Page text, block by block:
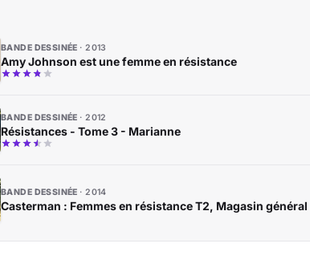
BANDE DESSINÉE 2013
Amy Johnson est une femme en résistance
BANDE DESSINÉE 2012
Résistances - Tome 3 - Marianne
BANDE DESSINÉE 2014
Casterman : Femmes en résistance T2, Magasin général